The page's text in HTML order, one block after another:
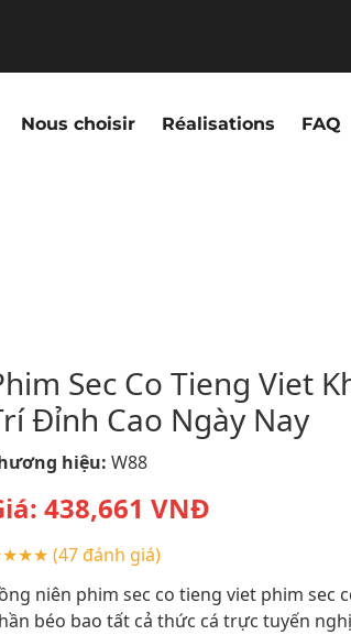
Nous choisir Réalisations FAQ
Sec Co Tieng Viet
Đỉnh Cao Ngày Nay
hiệu: W88
438,661 VNĐ
(47 đánh giá)
niên phim sec co tieng viet phim sec
béo bao tất cả thức cá trực tuyến